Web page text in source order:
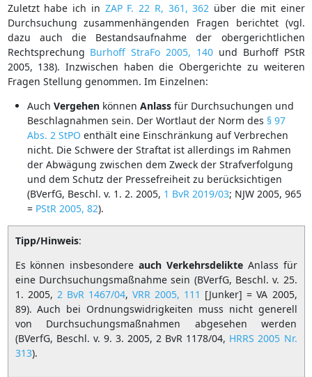
Zuletzt habe ich in ZAP F. 22 R, 361, 362 über die mit einer
Durchsuchung zusammenhängenden Fragen berichtet (vgl.
dazu auch die Bestandsaufnahme der obergerichtlichen
Rechtsprechung Burhoff StraFo 2005, 140und Burhoff PStR
2005, 138). Inzwischen haben die Obergerichte zu weiteren
Fragen Stellung genommen. Im Einzelnen:
Auch Vergehenkönnen Anlassfür Durchsuchungen und
Beschlagnahmen sein. Der Wortlaut der Norm des § 97
Abs. 2 StPO enthält eine Einschränkung auf Verbrechen
nicht. Die Schwere der Straftat ist allerdings im Rahmen
der Abwägung zwischen dem Zweck der Strafverfolgung
und dem Schutz der Pressefreiheit zu berücksichtigen
(BVerfG, Beschl. v. 1. 2. 2005, 1 BvR 2019/03; NJW 2005, 965
= PStR 2005, 82).
Tipp/Hinweis:
Es können insbesondere auch VerkehrsdelikteAnlass für
eine Durchsuchungsmaßnahme sein (BVerfG, Beschl. v. 25.
1. 2005, 2 BvR 1467/04, VRR 2005, 111 [Junker] = VA 2005,
89). Auch bei Ordnungswidrigkeiten muss nicht generell
von Durchsuchungsmaßnahmen abgesehen werden
(BVerfG, Beschl. v. 9. 3. 2005, 2 BvR 1178/04, HRRS 2005 Nr.
313).